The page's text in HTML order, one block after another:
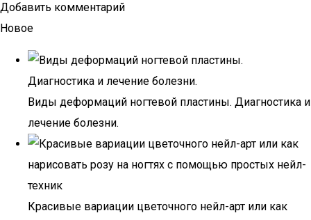
Добавить комментарий
Новое
Виды деформаций ногтевой пластины. Диагностика и
лечение болезни.
Красивые вариации цветочного нейл-арт или как